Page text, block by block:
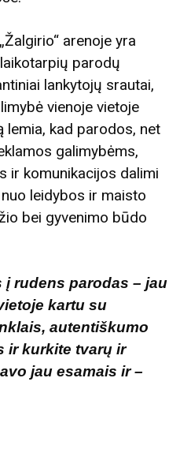
arenoje yra
parodų
lankytojų srautai,
vienoje vietoje
lemia, kad parodos, net
galimybėms,
ir komunikacijos dalimi
leidybos ir maisto
bei gyvenimo būdo
rudens parodas – jau
kartu su
autentiškumo
ir kurkite tvarų ir
jau esamais ir –